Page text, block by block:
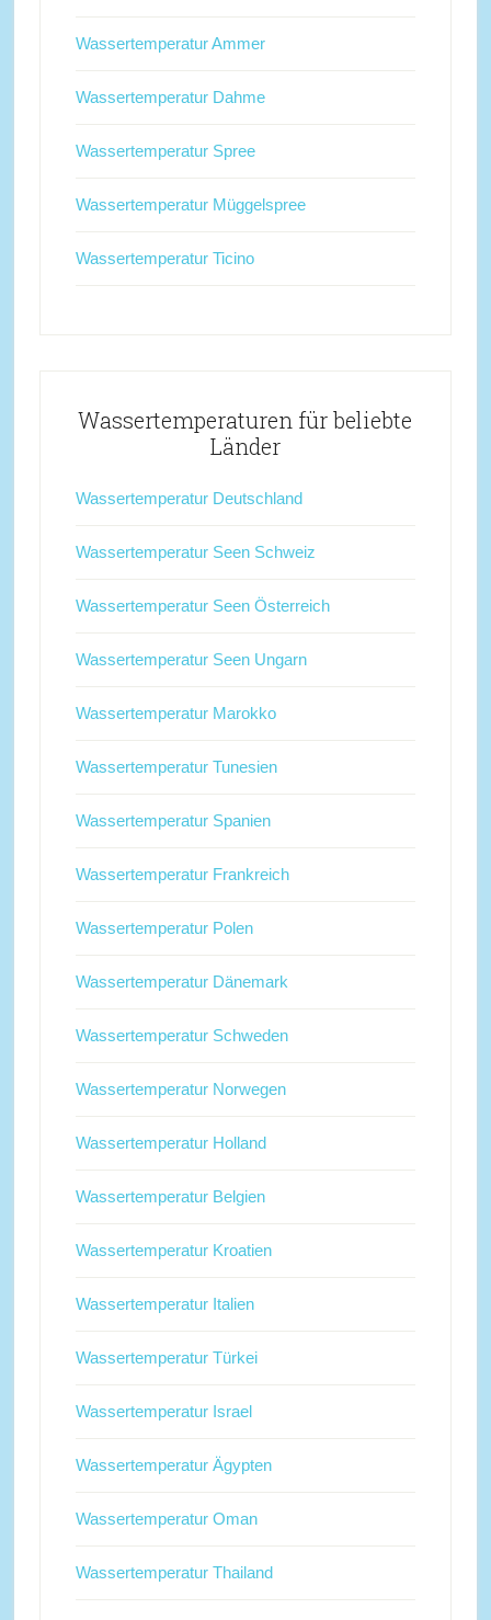
Wassertemperatur Ammer
Wassertemperatur Dahme
Wassertemperatur Spree
Wassertemperatur Müggelspree
Wassertemperatur Ticino
Wassertemperaturen für beliebte
Länder
Wassertemperatur Deutschland
Wassertemperatur Seen Schweiz
Wassertemperatur Seen Österreich
Wassertemperatur Seen Ungarn
Wassertemperatur Marokko
Wassertemperatur Tunesien
Wassertemperatur Spanien
Wassertemperatur Frankreich
Wassertemperatur Polen
Wassertemperatur Dänemark
Wassertemperatur Schweden
Wassertemperatur Norwegen
Wassertemperatur Holland
Wassertemperatur Belgien
Wassertemperatur Kroatien
Wassertemperatur Italien
Wassertemperatur Türkei
Wassertemperatur Israel
Wassertemperatur Ägypten
Wassertemperatur Oman
Wassertemperatur Thailand